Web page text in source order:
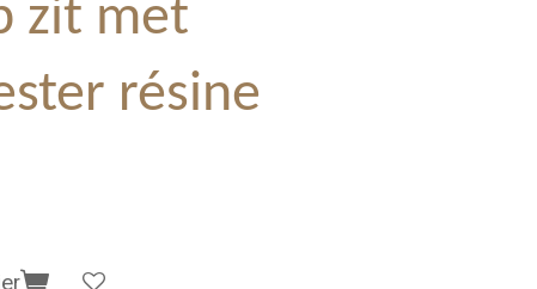
zit met
résine